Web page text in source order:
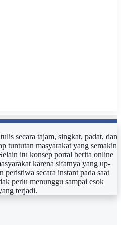
secara tajam, singkat, padat, dan
tuntutan masyarakat yang semakin
itu konsep portal berita online
karena sifatnya yang up-
peristiwa secara instant pada saat
perlu menunggu sampai esok
terjadi.